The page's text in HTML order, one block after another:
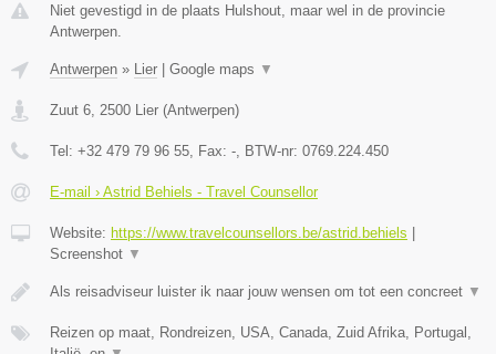
Niet gevestigd in de plaats Hulshout, maar wel in de provincie
Antwerpen.
Antwerpen » Lier Google maps ▼
Zuut 6 2500 Lier (Antwerpen)
Tel: +32 479 79 96 55 , Fax: - , BTW-nr: 0769.224.450
E-mail › Astrid Behiels - Travel Counsellor
Website: https://www.travelcounsellors.be/astrid.behiels
Screenshot ▼
Als reisadviseur luister ik naar jouw wensen om tot een concreet ▼
Reizen op maat, Rondreizen, USA, Canada, Zuid Afrika, Portugal,